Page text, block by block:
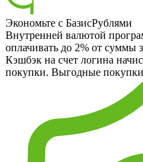
Экономьте с БазисРублями
Внутренней валютой
оплачивать до 2% от суммы
Кэшбэк на счет логина
покупки. Выгодные